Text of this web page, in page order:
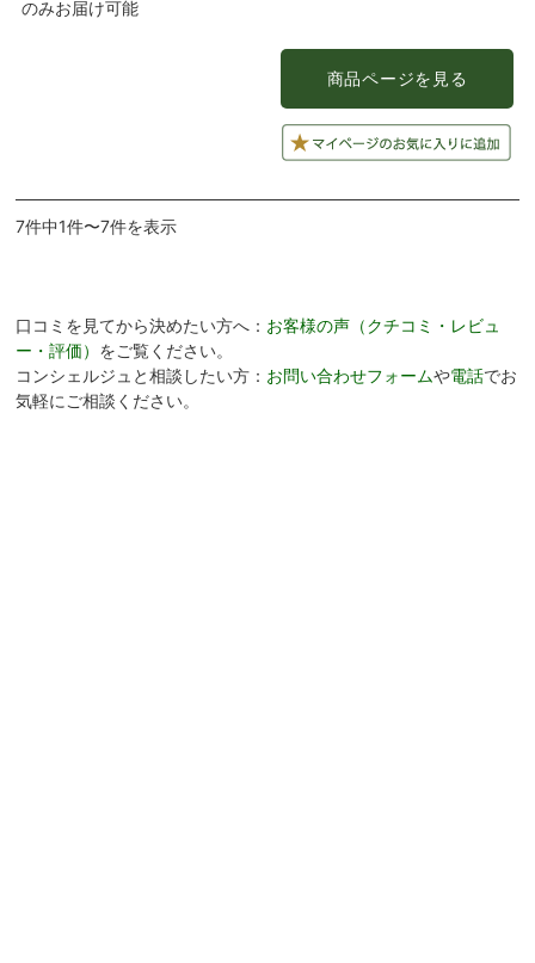
のみお届け可能
7件中1件〜7件を表示
口コミを見てから決めたい方へ： お客様の声（クチコミ・レビュ
ー・評価） をご覧ください。
コンシェルジュと相談したい方： お問い合わせフォームや電話でお
気軽にご相談ください。